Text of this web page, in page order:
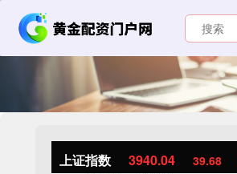
上证指数 3940.04 39.68